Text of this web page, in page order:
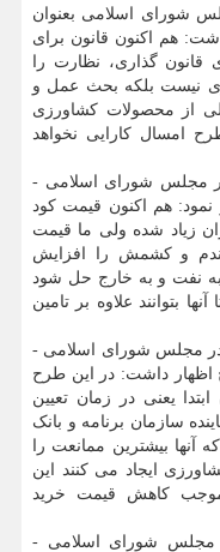
شورای اسلامی بعنوان
هم اکنون قانون برای
قانون گذاری، نظارت را
نیست بلکه بحث عمل و
از محصولات کشاورزی
امسال کارایی نخواهد
مجلس شورای اسلامی -
هم اکنون قیمت کود
زیاد شده ولی ما قیمت
و کشمش را افزایش
به نفت و به خارج حل شود
بتوانند علاوه بر تامین
در مجلس شورای اسلامی -
اظهار داشت: در این طرح
یعنی در زمان تعیین
سازمان برنامه و بانک
آنها بیشترین ممانعت را
ایجاد می کنند این
کاهش قیمت خرید
در مجلس شورای اسلامی -